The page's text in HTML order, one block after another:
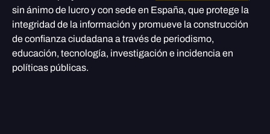
sin ánimo de lucro y con sede en España, que protege la
integridad de la información y promueve la construcción
de confianza ciudadana a través de periodismo,
educación, tecnología, investigación e incidencia en
políticas públicas.